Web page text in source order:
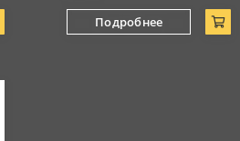
Подробнее